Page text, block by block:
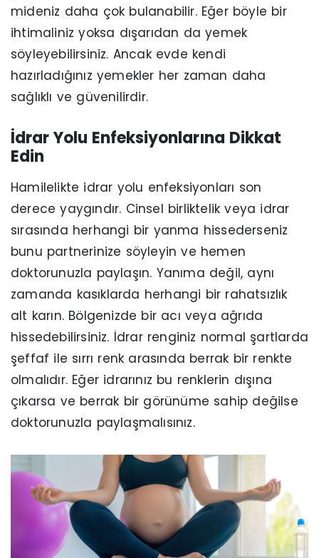
mideniz daha çok bulanabilir. Eğer böyle bir
ihtimaliniz yoksa dışarıdan da yemek
söyleyebilirsiniz. Ancak evde kendi
hazırladığınız yemekler her zaman daha
sağlıklı ve güvenilirdir.
İdrar Yolu Enfeksiyonlarına Dikkat
Edin
Hamilelikte idrar yolu enfeksiyonları son
derece yaygındır. Cinsel birliktelik veya idrar
sırasında herhangi bir yanma hissederseniz
bunu partnerinize söyleyin ve hemen
doktorunuzla paylaşın. Yanıma değil, aynı
zamanda kasıklarda herhangi bir rahatsızlık
alt karın. Bölgenizde bir acı veya ağrıda
hissedebilirsiniz. İdrar renginiz normal şartlarda
şeffaf ile sırrı renk arasında berrak bir renkte
olmalıdır. Eğer idrarınız bu renklerin dışına
çıkarsa ve berrak bir görünüme sahip değilse
doktorunuzla paylaşmalısınız.